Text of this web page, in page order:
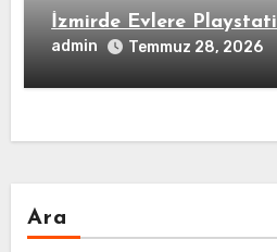
İzmirde Evlere
admin Temmuz 28, 2026
Ara